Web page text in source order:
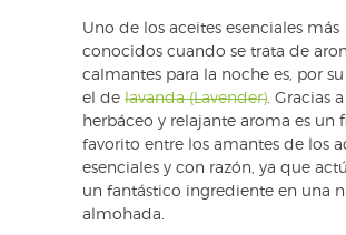
Uno de los aceites esenciales más
conocidos cuando se trata de
calmantes para la noche es, por su
el de lavanda (Lavender). Gracias
herbáceo y relajante aroma es un
favorito entre los amantes de los
esenciales y con razón, ya que
un fantástico ingrediente en una
almohada.